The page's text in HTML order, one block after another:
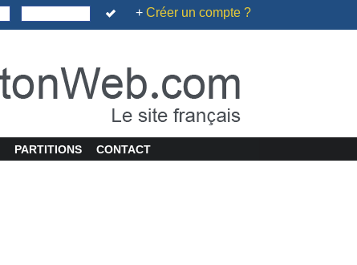
+ Créer un compte ?
PARTITIONS CONTACT